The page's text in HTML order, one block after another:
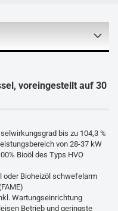
voreingestellt auf 30
bis zu 104,3 %
von 28-37 kW
Bioöl des Typs HVO
Bioheizöl schwefelarm
Wartungseinrichtung
Betrieb und geringste